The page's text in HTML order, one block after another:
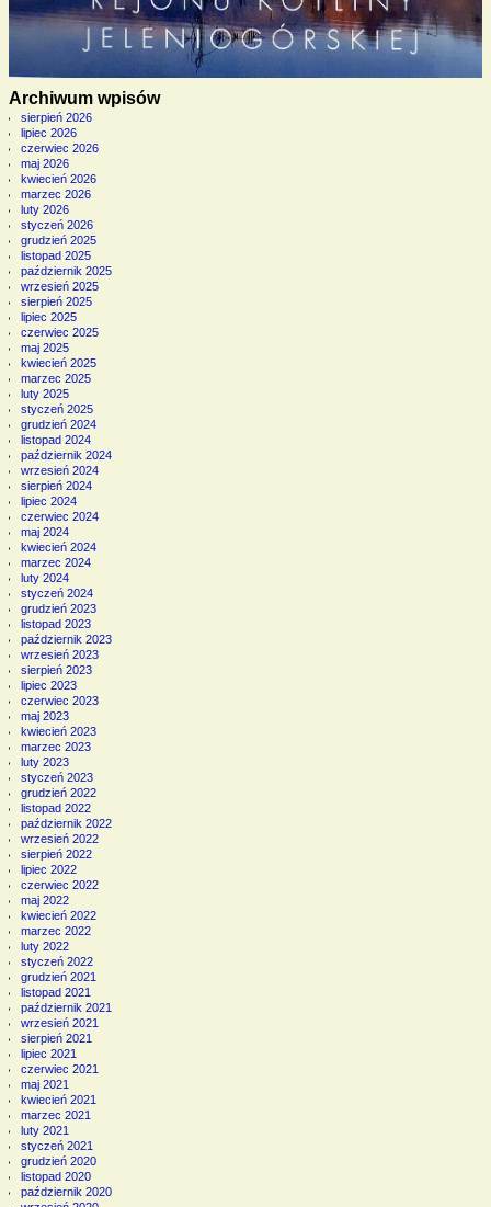
Archiwum wpisów
sierpień 2026
lipiec 2026
czerwiec 2026
maj 2026
kwiecień 2026
marzec 2026
luty 2026
styczeń 2026
grudzień 2025
listopad 2025
październik 2025
wrzesień 2025
sierpień 2025
lipiec 2025
czerwiec 2025
maj 2025
kwiecień 2025
marzec 2025
luty 2025
styczeń 2025
grudzień 2024
listopad 2024
październik 2024
wrzesień 2024
sierpień 2024
lipiec 2024
czerwiec 2024
maj 2024
kwiecień 2024
marzec 2024
luty 2024
styczeń 2024
grudzień 2023
listopad 2023
październik 2023
wrzesień 2023
sierpień 2023
lipiec 2023
czerwiec 2023
maj 2023
kwiecień 2023
marzec 2023
luty 2023
styczeń 2023
grudzień 2022
listopad 2022
październik 2022
wrzesień 2022
sierpień 2022
lipiec 2022
czerwiec 2022
maj 2022
kwiecień 2022
marzec 2022
luty 2022
styczeń 2022
grudzień 2021
listopad 2021
październik 2021
wrzesień 2021
sierpień 2021
lipiec 2021
czerwiec 2021
maj 2021
kwiecień 2021
marzec 2021
luty 2021
styczeń 2021
grudzień 2020
listopad 2020
październik 2020